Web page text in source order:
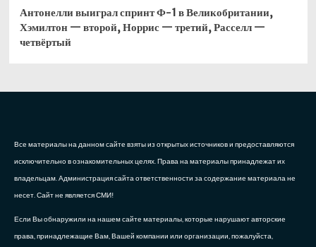
Антонелли выиграл спринт Ф-1 в Великобритании,
Хэмилтон — второй, Норрис — третий, Расселл —
четвёртый
Все материалы на данном сайте взяты из открытых источников и предоставляются
исключительно в ознакомительных целях. Права на материалы принадлежат их
владельцам. Администрация сайта ответственности за содержание материала не
несет. Сайт не является СМИ!
Если Вы обнаружили на нашем сайте материалы, которые нарушают авторские
права, принадлежащие Вам, Вашей компании или организации, пожалуйста,